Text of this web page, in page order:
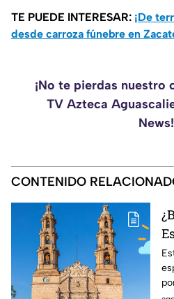
TE PUEDE INTERESAR: ¡De
desde carroza fúnebre en
¡No te pierdas nuestro
TV Azteca
News!
CONTENIDO